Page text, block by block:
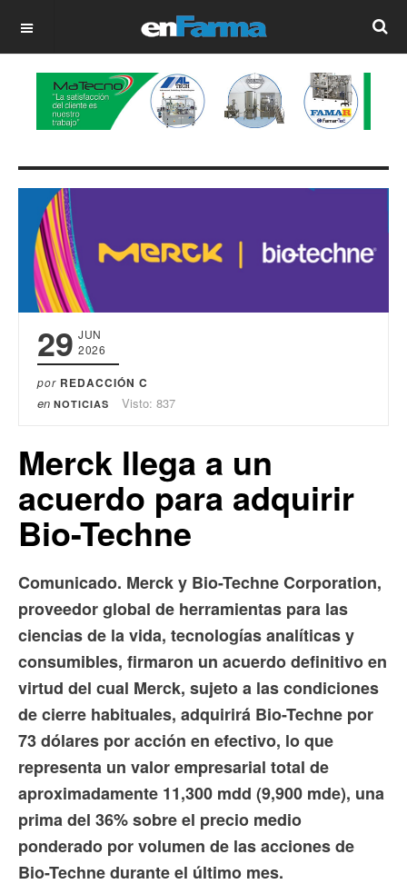
OFF CANVAS
29 JUN
2026
por REDACCIÓN C
en NOTICIAS Visto: 837
Merck llega a un
acuerdo para adquirir
Bio-Techne
Comunicado. Merck y Bio-Techne Corporation,
proveedor global de herramientas para las
ciencias de la vida, tecnologías analíticas y
consumibles, firmaron un acuerdo definitivo en
virtud del cual Merck, sujeto a las condiciones
de cierre habituales, adquirirá Bio-Techne por
73 dólares por acción en efectivo, lo que
representa un valor empresarial total de
aproximadamente 11,300 mdd (9,900 mde), una
prima del 36% sobre el precio medio
ponderado por volumen de las acciones de
Bio-Techne durante el último mes.